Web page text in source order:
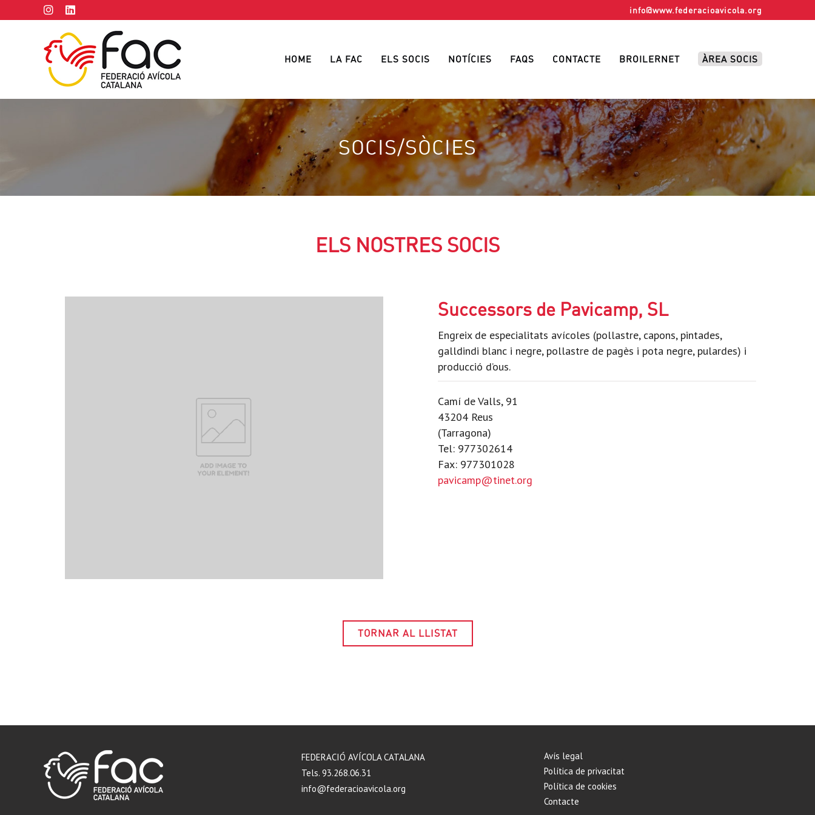
info@www.federacioavicola.org
HOME LA FAC ELS SOCIS NOTÍCIES FAQS CONTACTE BROILERNET ÀREA SOCIS
SOCIS/SÒCIES
ELS NOSTRES SOCIS
Successors de Pavicamp, SL
Engreix de especialitats avícoles (pollastre, capons, pintades,
galldindi blanc i negre, pollastre de pagès i pota negre, pulardes) i
producció d’ous.
Camí de Valls, 91
43204 Reus
(Tarragona)
Tel: 977302614
Fax: 977301028
pavicamp@tinet.org
TORNAR AL LLISTAT
FEDERACIÓ AVÍCOLA CATALANA
Tels. 93.268.06.31
info@federacioavicola.org
Avís legal
Política de privacitat
Política de cookies
Contacte